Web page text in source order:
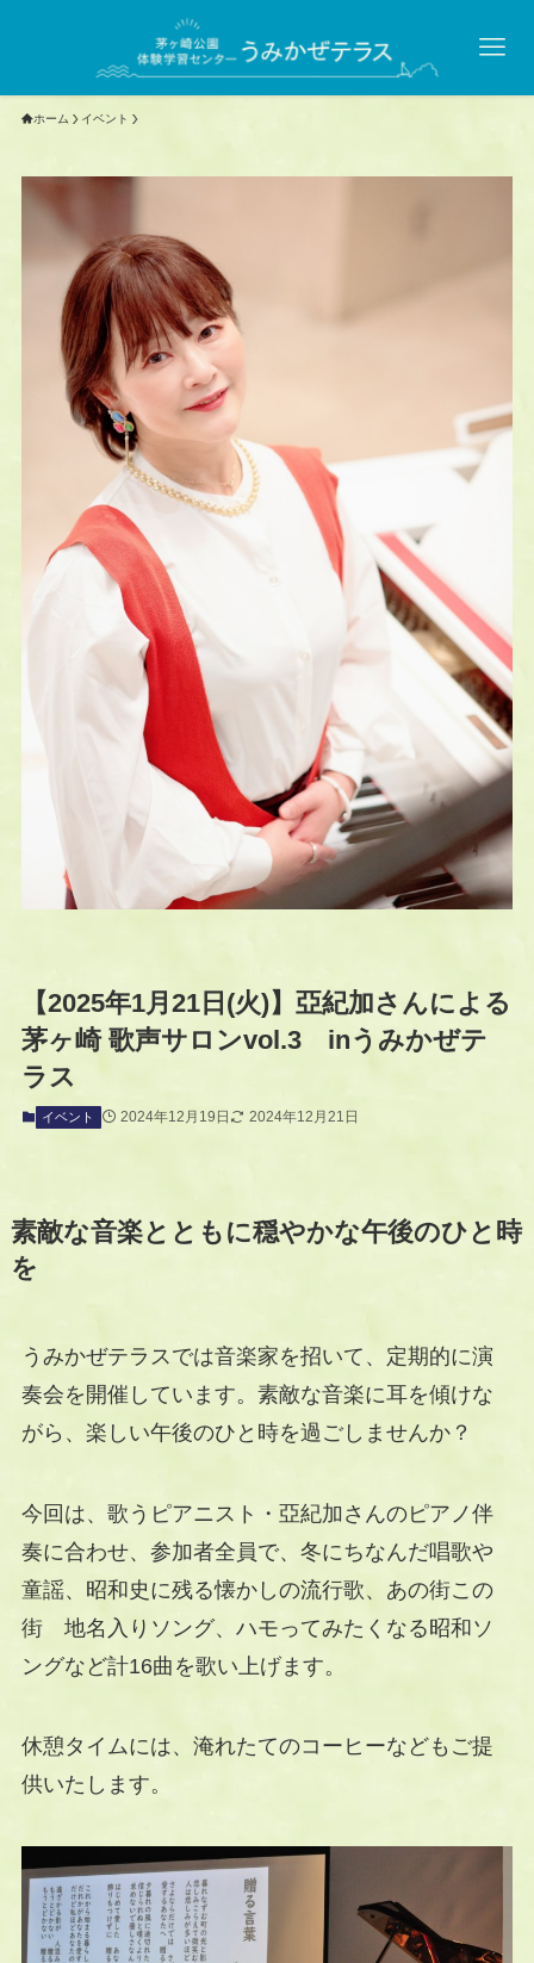
ホーム イベント
【2025年1月21日(火)】亞紀加さんによる
茅ヶ崎 歌声サロンvol.3 inうみかぜテ
ラス
イベント 2024年12月19日 2024年12月21日
素敵な音楽とともに穏やかな午後のひと時
を
うみかぜテラスでは音楽家を招いて、定期的に演
奏会を開催しています。素敵な音楽に耳を傾けな
がら、楽しい午後のひと時を過ごしませんか？
今回は、歌うピアニスト・亞紀加さんのピアノ伴
奏に合わせ、参加者全員で、冬にちなんだ唱歌や
童謡、昭和史に残る懐かしの流行歌、あの街この
街 地名入りソング、ハモってみたくなる昭和ソ
ングなど計16曲を歌い上げます。
休憩タイムには、淹れたてのコーヒーなどもご提
供いたします。